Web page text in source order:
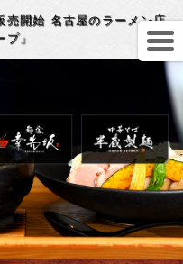
売開始 名古屋のラーメン店
プ」